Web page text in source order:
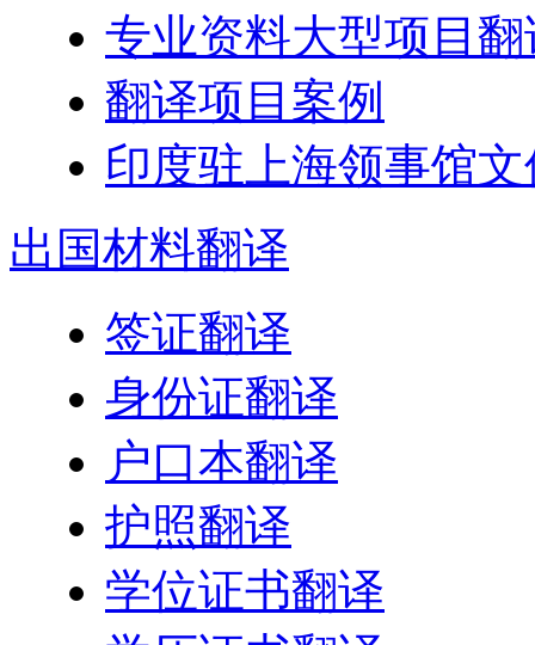
专业资料大型项目翻
翻译项目案例
印度驻上海领事馆
出国材料翻译
签证翻译
身份证翻译
户口本翻译
护照翻译
学位证书翻译